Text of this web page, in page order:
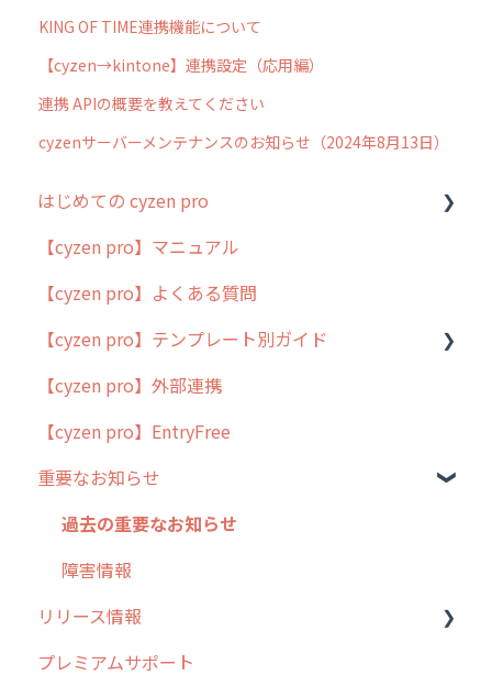
KING OF TIME連携機能について
【cyzen→kintone】連携設定（応用編）
連携 APIの概要を教えてください
cyzenサーバーメンテナンスのお知らせ（2024年8月13日）
はじめての cyzen pro
cyzen pro とは？
簡易マニュアル
cyzen proの位置情報取得について
用語集
よくある質問
【cyzen pro】マニュアル
【cyzen pro】よくある質問
【cyzen pro】テンプレート別ガイド
ポスティング
ラウンダー
メンテナンス
外廻り営業
清掃
不動産
【cyzen pro】外部連携
【cyzen pro】EntryFree
重要なお知らせ
過去の重要なお知らせ
障害情報
リリース情報
リリース
プレミアムサポート